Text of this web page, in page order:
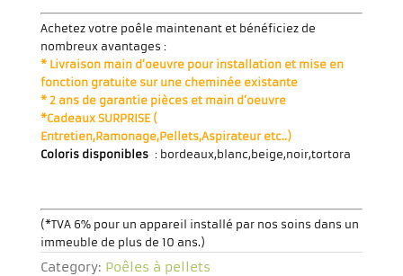
Achetez votre poêle maintenant et bénéficiez de
nombreux avantages :
* Livraison main d’oeuvre pour installation et mise en
fonction gratuite sur une cheminée existante
* 2 ans de garantie pièces et main d’oeuvre
*Cadeaux SURPRISE (
Entretien,Ramonage,Pellets,Aspirateur etc..)
Coloris disponibles : bordeaux,blanc,beige,noir,tortora
(*TVA 6% pour un appareil installé par nos soins dans un
immeuble de plus de 10 ans.)
Category: Poêles à pellets